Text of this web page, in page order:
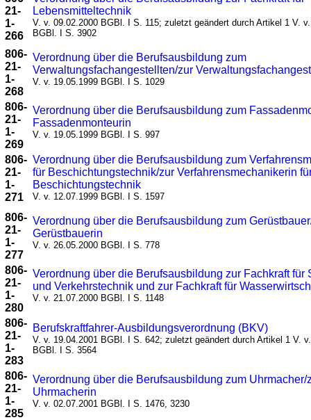
21-
1-
266
Lebensmitteltechnik
V. v. 09.02.2000 BGBl. I S. 115; zuletzt geändert durch Artikel 1 V.
BGBl. I S. 3902
806-
21-
1-
268
Verordnung über die Berufsausbildung zum
Verwaltungsfachangestellten/zur
V. v. 19.05.1999 BGBl. I S. 1029
806-
21-
1-
269
Verordnung über die Berufsausbildung zum
Fassadenmonteurin
V. v. 19.05.1999 BGBl. I S. 997
806-
21-
1-
271
Verordnung über die Berufsausbildung zum
für Beschichtungstechnik/zur Verfahrensmechanikerin
Beschichtungstechnik
V. v. 12.07.1999 BGBl. I S. 1597
806-
21-
1-
277
Verordnung über die Berufsausbildung zum
Gerüstbauerin
V. v. 26.05.2000 BGBl. I S. 778
806-
21-
1-
280
Verordnung über die Berufsausbildung zur Fachkraft für
und Verkehrstechnik und zur Fachkraft für
V. v. 21.07.2000 BGBl. I S. 1148
806-
21-
1-
283
Berufskraftfahrer-Ausbildungsverordnung (BKV)
V. v. 19.04.2001 BGBl. I S. 642; zuletzt geändert durch Artikel 1 V.
BGBl. I S. 3564
806-
21-
1-
285
Verordnung über die Berufsausbildung zum Uhrmacher/
Uhrmacherin
V. v. 02.07.2001 BGBl. I S. 1476, 3230